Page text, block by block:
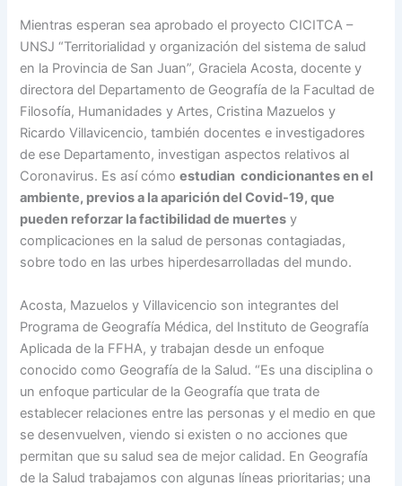
Mientras esperan sea aprobado el proyecto CICITCA –
UNSJ “Territorialidad y organización del sistema de salud
en la Provincia de San Juan”, Graciela Acosta, docente y
directora del Departamento de Geografía de la Facultad de
Filosofía, Humanidades y Artes, Cristina Mazuelos y
Ricardo Villavicencio, también docentes e investigadores
de ese Departamento, investigan aspectos relativos al
Coronavirus. Es así cómoestudian condicionantes en el
ambiente, previos a la aparición del Covid-19, que
pueden reforzar la factibilidad de muertes y
complicaciones en la salud de personas contagiadas,
sobre todo en las urbes hiperdesarrolladas del mundo.
Acosta, Mazuelos y Villavicencio son integrantes del
Programa de Geografía Médica, del Instituto de Geografía
Aplicada de la FFHA, y trabajan desde un enfoque
conocido como Geografía de la Salud. “Es una disciplina o
un enfoque particular de la Geografía que trata de
establecer relaciones entre las personas y el medio en que
se desenvuelven, viendo si existen o no acciones que
permitan que su salud sea de mejor calidad. En Geografía
de la Salud trabajamos con algunas líneas prioritarias; una